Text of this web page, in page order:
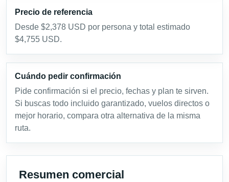
Precio de referencia
Desde $2,378 USD por persona y total estimado
$4,755 USD.
Cuándo pedir confirmación
Pide confirmación si el precio, fechas y plan te sirven.
Si buscas todo incluido garantizado, vuelos directos o
mejor horario, compara otra alternativa de la misma
ruta.
Resumen comercial